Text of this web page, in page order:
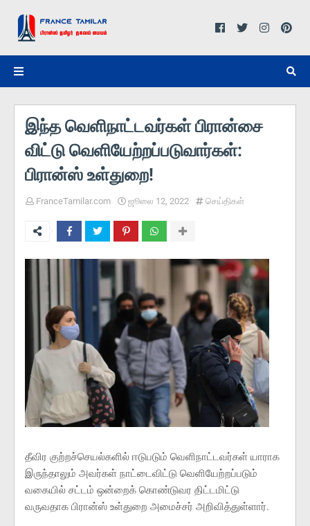
இந்த வெளிநாட்டவர்கள் பிரான்சை
விட்டு வெளியேற்றப்படுவார்கள்:
பிரான்ஸ் உள்துறை!
FranceTamilar.com ஜூலை 12, 2022 செய்திகள்
தீவிர குற்றச்செயல்களில் ஈடுபடும் வெளிநாட்டவர்கள் யாராக
இருந்தாலும் அவர்கள் நாட்டைவிட்டு வெளியேற்றப்படும்
வகையில் சட்டம் ஒன்றைக் கொண்டுவர திட்டமிட்டு
வருவதாக பிரான்ஸ் உள்துறை அமைச்சர் அறிவித்துள்ளார்.